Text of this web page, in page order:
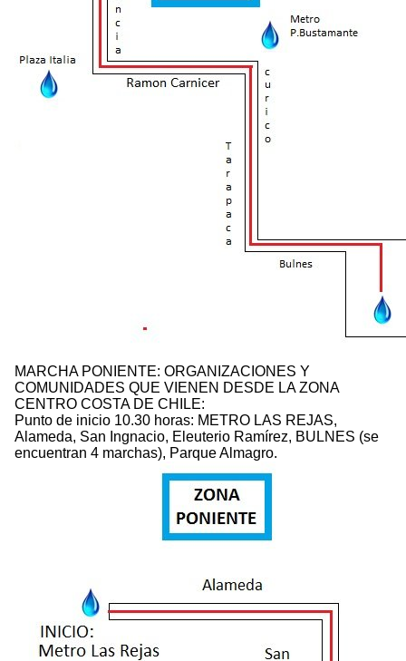
MARCHA PONIENTE: ORGANIZACIONES Y
COMUNIDADES QUE VIENEN DESDE LA ZONA
CENTRO COSTA DE CHILE:
Punto de inicio 10.30 horas: METRO LAS REJAS,
Alameda, San Ingnacio, Eleuterio Ramírez, BULNES (se
encuentran 4 marchas), Parque Almagro.